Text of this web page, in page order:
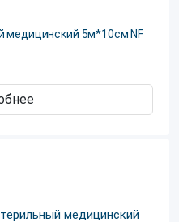
медицинский 5м*10см NF